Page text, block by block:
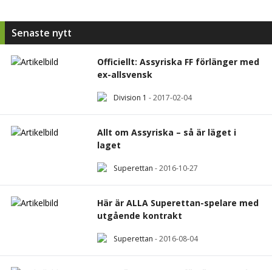
Senaste nytt
Officiellt: Assyriska FF förlänger med
ex-allsvensk
Division 1 -2017-02-04
Allt om Assyriska – så är läget i
laget
Superettan -2016-10-27
Här är ALLA Superettan-spelare med
utgående kontrakt
Superettan -2016-08-04